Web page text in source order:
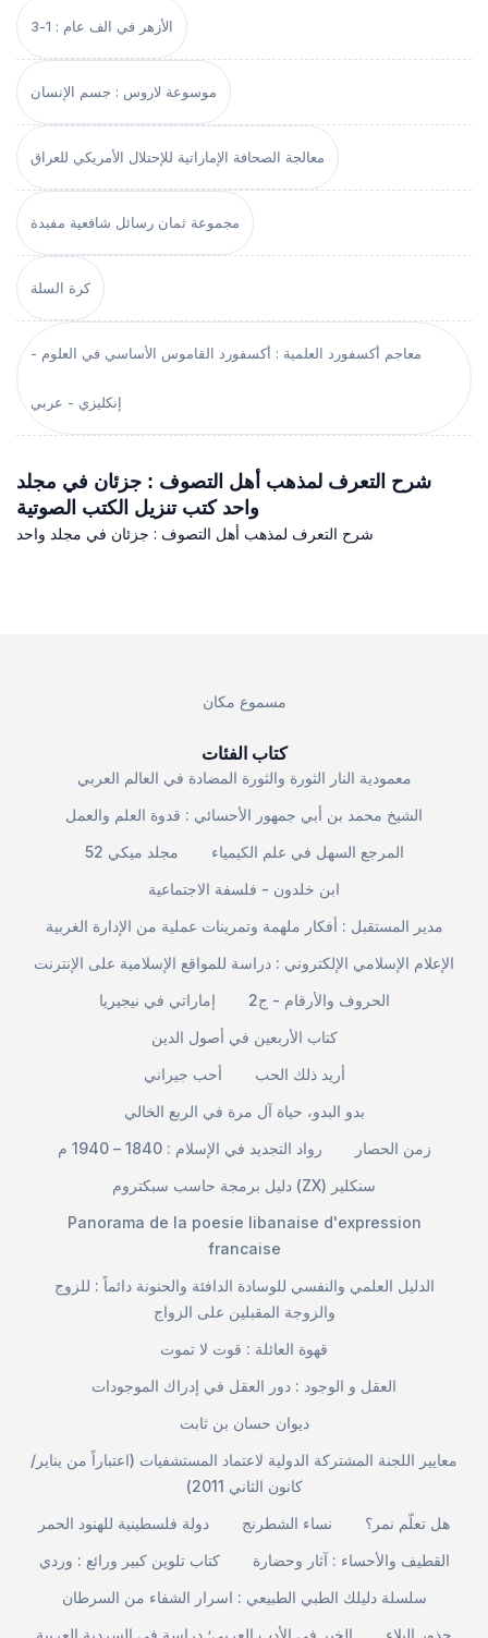
الأزهر في الف عام : 1-3
موسوعة لاروس : جسم الإنسان
معالجة الصحافة الإماراتية للإحتلال الأمريكي للعراق
مجموعة ثمان رسائل شافعية مفيدة
كرة السلة
معاجم أكسفورد العلمية : أكسفورد القاموس الأساسي في العلوم -
إنكليزي - عربي
شرح التعرف لمذهب أهل التصوف : جزئان في مجلد
واحد كتب تنزيل الكتب الصوتية
شرح التعرف لمذهب أهل التصوف : جزئان في مجلد واحد
مسموع مكان
كتاب الفئات
معمودية النار الثورة والثورة المضادة في العالم العربي
الشيخ محمد بن أبي جمهور الأحسائي : قدوة العلم والعمل
مجلد ميكي 52
المرجع السهل في علم الكيمياء
ابن خلدون - فلسفة الاجتماعية
مدير المستقبل : أفكار ملهمة وتمرينات عملية من الإدارة الغربية
الإعلام الإسلامي الإلكتروني : دراسة للمواقع الإسلامية على الإنترنت
إماراتي في نيجيريا
الحروف والأرقام - ج2
كتاب الأربعين في أصول الدين
أحب جيراني
أريد ذلك الحب
بدو البدو، حياة آل مرة في الربع الخالي
رواد التجديد في الإسلام : 1840 – 1940 م
زمن الحصار
دليل برمجة حاسب سبكتروم (ZX) سنكلير
Panorama de la poesie libanaise d'expression
francaise
الدليل العلمي والنفسي للوسادة الدافئة والحنونة دائماً : للزوج
والزوجة المقبلين على الزواج
قهوة العائلة : قوت لا تموت
العقل و الوجود : دور العقل في إدراك الموجودات
ديوان حسان بن ثابت
معايير اللجنة المشتركة الدولية لاعتماد المستشفيات (اعتباراً من يناير/
كانون الثاني 2011)
دولة فلسطينية للهنود الحمر
نساء الشطرنج
هل تعلّم نمر؟
كتاب تلوين كبير ورائع : وردي
القطيف والأحساء : آثار وحضارة
سلسلة دليلك الطبي الطبيعي : اسرار الشفاء من السرطان